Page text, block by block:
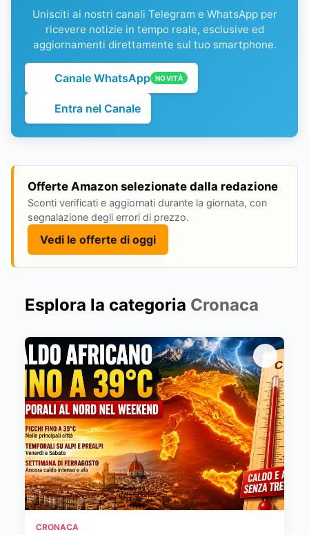
Unisciti ai nostri canali Telegram e WhatsApp per
ricevere notizie in tempo reale, esclusive ed
aggiornamenti direttamente sul tuo smartphone.
Canale WhatsApp NOVITÀ
Entra nel Canale
Offerte Amazon selezionate dalla redazione
Sconti verificati e aggiornati durante la giornata, con
segnalazione degli errori di prezzo.
Vedi le offerte di oggi
Esplora la categoria Cronaca
CRONACA